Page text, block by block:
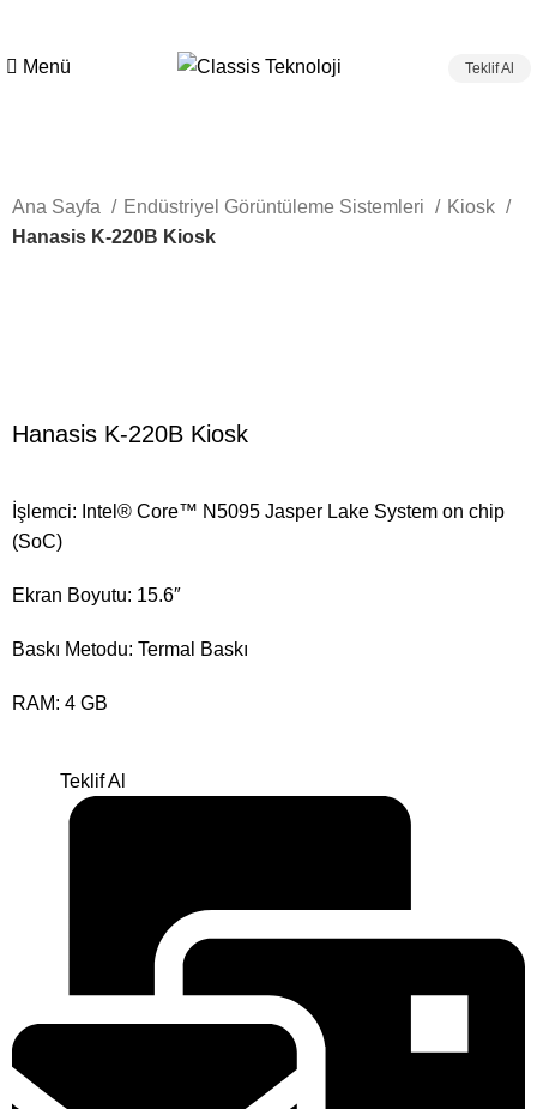
Menü Teklif Al
Ana Sayfa Endüstriyel Görüntüleme Sistemleri
Kiosk
Hanasis K-220B Kiosk
Hanasis K-220B Kiosk
İşlemci: Intel® Core™ N5095 Jasper Lake System on chip
(SoC)
Ekran Boyutu: 15.6″
Baskı Metodu: Termal Baskı
RAM: 4 GB
Teklif Al